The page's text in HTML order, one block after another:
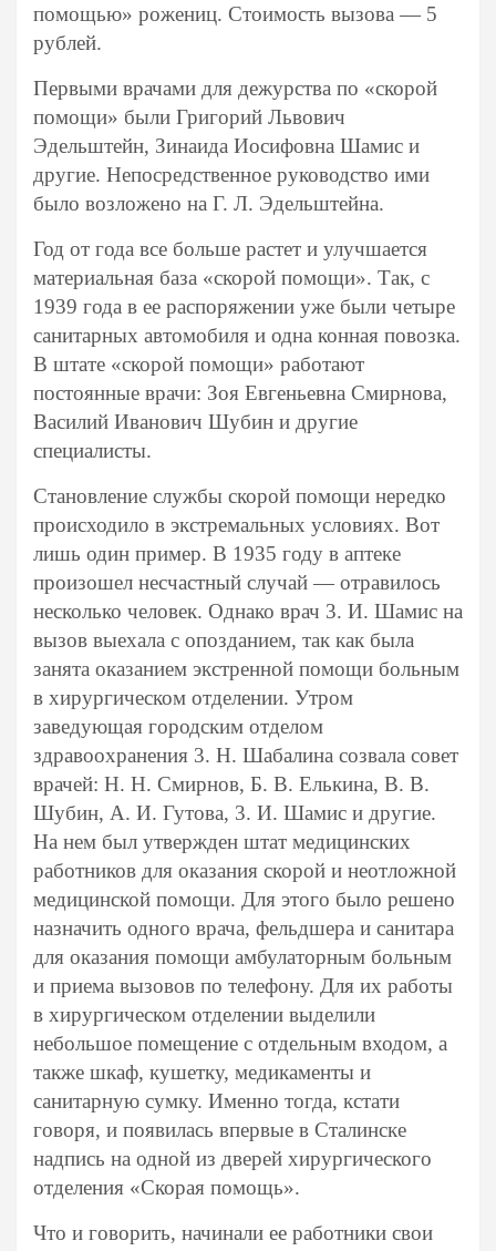
помощью» рожениц. Стоимость вызова — 5
рублей.
Первыми врачами для дежурства по «скорой
помощи» были Григорий Львович
Эдельштейн, Зинаида Иосифовна Шамис и
другие. Непосредственное руководство ими
было возложено на Г. Л. Эдельштейна.
Год от года все больше растет и улучшается
материальная база «скорой помощи». Так, с
1939 года в ее распоряжении уже были четыре
санитарных автомобиля и одна конная повозка.
В штате «скорой помощи» работают
постоянные врачи: Зоя Евгеньевна Смирнова,
Василий Иванович Шубин и другие
специалисты.
Становление службы скорой помощи нередко
происходило в экстремальных условиях. Вот
лишь один пример. В 1935 году в аптеке
произошел несчастный случай — отравилось
несколько человек. Однако врач 3. И. Шамис на
вызов выехала с опозданием, так как была
занята оказанием экстренной помощи больным
в хирургическом отделении. Утром
заведующая городским отделом
здравоохранения 3. Н. Шабалина созвала совет
врачей: Н. Н. Смирнов, Б. В. Елькина, В. В.
Шубин, А. И. Гутова, 3. И. Шамис и другие.
На нем был утвержден штат медицинских
работников для оказания скорой и неотложной
медицинской помощи. Для этого было решено
назначить одного врача, фельдшера и санитара
для оказания помощи амбулаторным больным
и приема вызовов по телефону. Для их работы
в хирургическом отделении выделили
небольшое помещение с отдельным входом, а
также шкаф, кушетку, медикаменты и
санитарную сумку. Именно тогда, кстати
говоря, и появилась впервые в Сталинске
надпись на одной из дверей хирургического
отделения «Скорая помощь».
Что и говорить, начинали ее работники свои